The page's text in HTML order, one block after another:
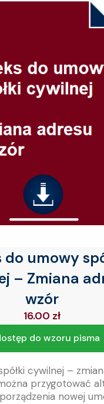
do umowy
– Zmiana
wzór
16.00 zł
do wzoru pisma
cywilnej –
przygotować
nowej